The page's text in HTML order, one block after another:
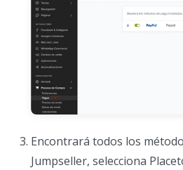
Encontrará todos los
Jumpseller, selecciona